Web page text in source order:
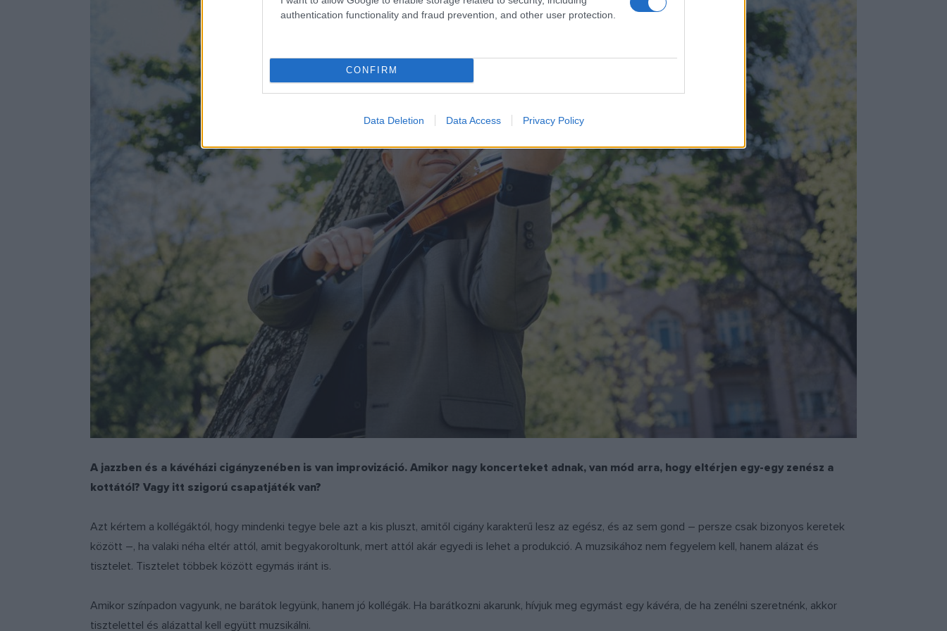
authentication functionality and fraud prevention, and other user protection.
CONFIRM
Data Deletion Data Access Privacy Policy
A jazzben és a kávéházi cigányzenében is van improvizáció. Amikor nagy koncerteket adnak, van mód arra, hogy eltérjen egy-egy zenész a
kottától? Vagy itt szigorú csapatjáték van?
Azt kértem a kollégáktól, hogy mindenki tegye bele azt a kis pluszt, amitől cigány karakterű lesz az egész, és az sem gond – persze csak bizonyos keretek
között –, ha valaki néha eltér attól, amit begyakoroltunk, mert attól akár egyedi is lehet a produkció. A muzsikához nem fegyelem kell, hanem alázat és
tisztelet. Tisztelet többek között egymás iránt is.
Amikor színpadon vagyunk, ne barátok legyünk, hanem jó kollégák. Ha barátkozni akarunk, hívjuk meg egymást egy kávéra, de ha zenélni szeretnénk, akkor
tisztelettel és alázattal kell együtt muzsikálni.